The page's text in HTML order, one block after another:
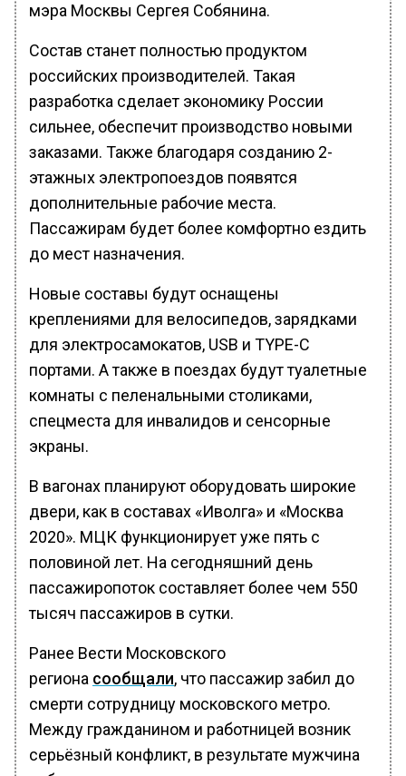
мэра Москвы Сергея Собянина.
Состав станет полностью продуктом
российских производителей. Такая
разработка сделает экономику России
сильнее, обеспечит производство новыми
заказами. Также благодаря созданию 2-
этажных электропоездов появятся
дополнительные рабочие места.
Пассажирам будет более комфортно ездить
до мест назначения.
Новые составы будут оснащены
креплениями для велосипедов, зарядками
для электросамокатов, USB и TYPE-C
портами. А также в поездах будут туалетные
комнаты с пеленальными столиками,
спецместа для инвалидов и сенсорные
экраны.
В вагонах планируют оборудовать широкие
двери, как в составах «Иволга» и «Москва
2020». МЦК функционирует уже пять с
половиной лет. На сегодняшний день
пассажиропоток составляет более чем 550
тысяч пассажиров в сутки.
Ранее Вести Московского
региона сообщали, что пассажир забил до
смерти сотрудницу московского метро.
Между гражданином и работницей возник
серьёзный конфликт, в результате мужчина